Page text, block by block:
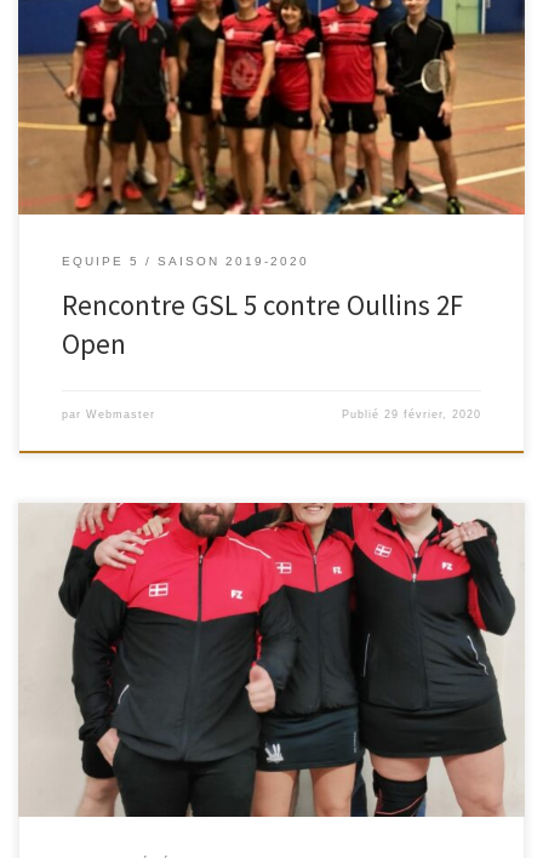
Ce vendredi 28 février à 20 H dans notre gymnase, nous avons eu le
plaisir de jouer la rencontre retour contre le club loisirs D’Oullins 2F
Open. Avec une douzaine de joueurs dans chaque équipe,nous avons
pu réaliser 36 matchs avec du SH, DD, DH et DM. Les capitaines ont
répartit […]
EQUIPE 5 SAISON 2019-2020
Rencontre GSL 5 contre Oullins 2F
Open
par Webmaster Publié29 février, 2020
Ce jeudi 23 janvier, notre équipe 1 vétéran recevait l’équipe de
Villefranche. Le but était d’engranger enfin notre première victoire et
éviter une éventuelle dernière place de la poule avant les rencontres
retours. Nous avons bien respecté l’adversaire et les résultats ont suivi.
Victoire 7-0 avec le seul double homme […]